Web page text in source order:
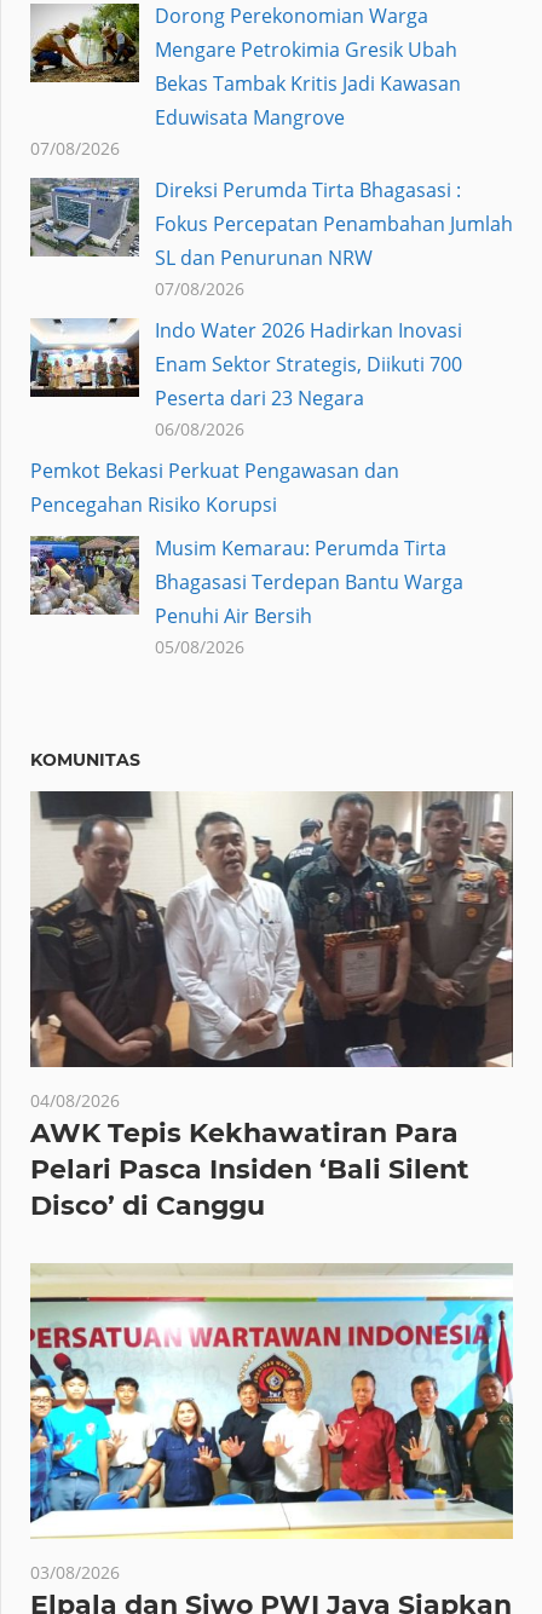
Dorong Perekonomian Warga
Mengare Petrokimia Gresik Ubah
Bekas Tambak Kritis Jadi Kawasan
Eduwisata Mangrove
07/08/2026
Direksi Perumda Tirta Bhagasasi :
Fokus Percepatan Penambahan Jumlah
SL dan Penurunan NRW
07/08/2026
Indo Water 2026 Hadirkan Inovasi
Enam Sektor Strategis, Diikuti 700
Peserta dari 23 Negara
06/08/2026
Pemkot Bekasi Perkuat Pengawasan dan
Pencegahan Risiko Korupsi
Musim Kemarau: Perumda Tirta
Bhagasasi Terdepan Bantu Warga
Penuhi Air Bersih
05/08/2026
KOMUNITAS
04/08/2026
AWK Tepis Kekhawatiran Para
Pelari Pasca Insiden ‘Bali Silent
Disco’ di Canggu
03/08/2026
Elpala dan Siwo PWI Jaya Siapkan